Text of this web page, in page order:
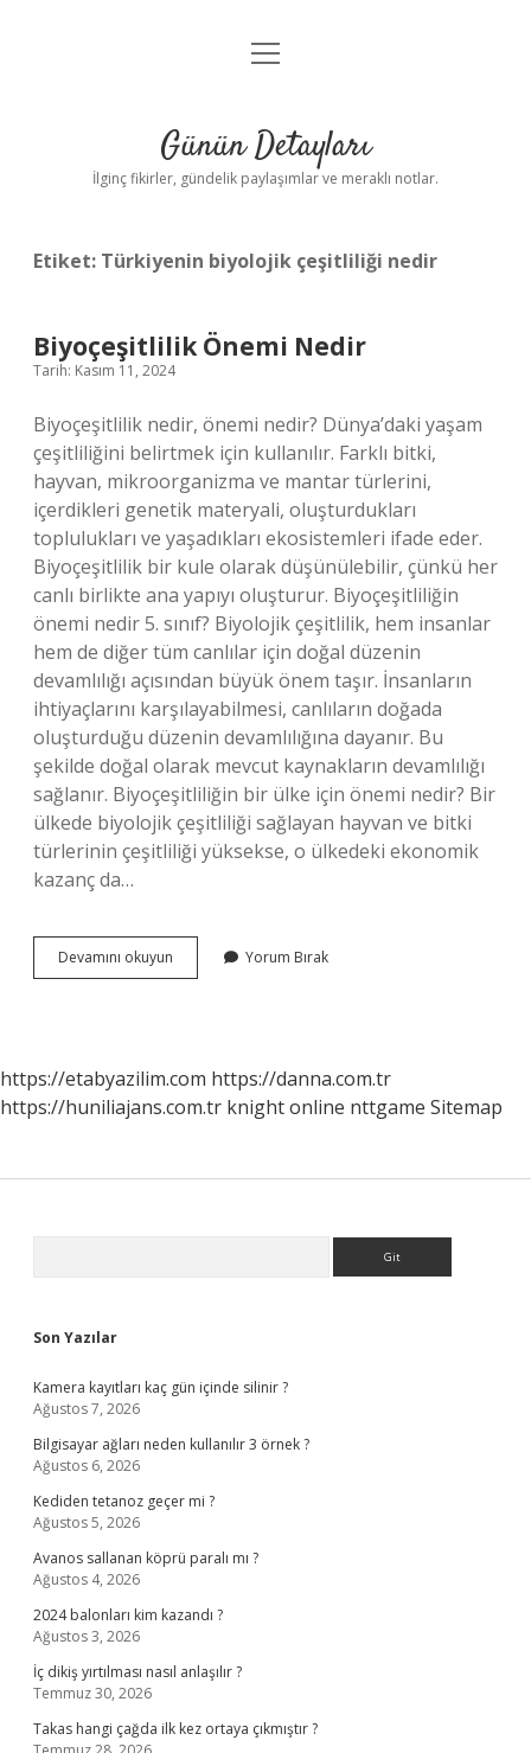
Gizlilik Politikası
Yasal Uyarı
menüyü
Günün Detayları
İlginç fikirler, gündelik paylaşımlar ve meraklı notlar.
Etiket: Türkiyenin biyolojik çeşitliliği nedir
Biyoçeşitlilik Önemi Nedir
Tarih: Kasım 11, 2024
Biyoçeşitlilik nedir, önemi nedir? Dünya’daki yaşam
çeşitliliğini belirtmek için kullanılır. Farklı bitki,
hayvan, mikroorganizma ve mantar türlerini,
içerdikleri genetik materyali, oluşturdukları
toplulukları ve yaşadıkları ekosistemleri ifade eder.
Biyoçeşitlilik bir kule olarak düşünülebilir, çünkü her
canlı birlikte ana yapıyı oluşturur. Biyoçeşitliliğin
önemi nedir 5. sınıf? Biyolojik çeşitlilik, hem insanlar
hem de diğer tüm canlılar için doğal düzenin
devamlılığı açısından büyük önem taşır. İnsanların
ihtiyaçlarını karşılayabilmesi, canlıların doğada
oluşturduğu düzenin devamlılığına dayanır. Bu
şekilde doğal olarak mevcut kaynakların devamlılığı
sağlanır. Biyoçeşitliliğin bir ülke için önemi nedir? Bir
ülkede biyolojik çeşitliliği sağlayan hayvan ve bitki
türlerinin çeşitliliği yüksekse, o ülkedeki ekonomik
kazanç da…
Devamını okuyun Biyoçeşitlilik
Önemi
Yorum Bırak
https://etabyazilim.com https://danna.com.tr
https://huniliajans.com.tr knight online nttgame Sitemap
Son Yazılar
Kamera kayıtları kaç gün içinde silinir ?
Ağustos 7, 2026
Bilgisayar ağları neden kullanılır 3 örnek ?
Ağustos 6, 2026
Kediden tetanoz geçer mi ?
Ağustos 5, 2026
Avanos sallanan köprü paralı mı ?
Ağustos 4, 2026
2024 balonları kim kazandı ?
Ağustos 3, 2026
İç dikiş yırtılması nasıl anlaşılır ?
Temmuz 30, 2026
Takas hangi çağda ilk kez ortaya çıkmıştır ?